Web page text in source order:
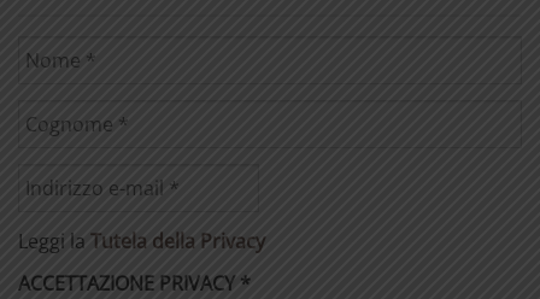
Leggi la Tutela della Privacy
ACCETTAZIONE PRIVACY *